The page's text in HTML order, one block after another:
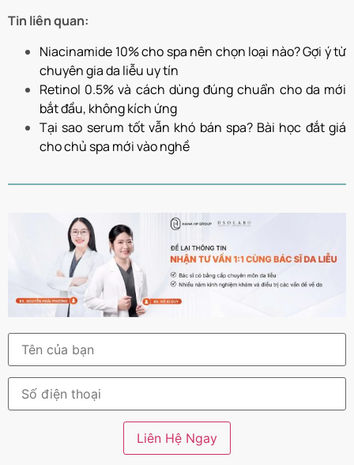
Tin liên quan:
Niacinamide 10% cho spa nên chọn loại nào? Gợi ý từ
chuyên gia da liễu uy tín
Retinol 0.5% và cách dùng đúng chuẩn cho da mới
bắt đầu, không kích ứng
Tại sao serum tốt vẫn khó bán spa? Bài học đắt giá
cho chủ spa mới vào nghề